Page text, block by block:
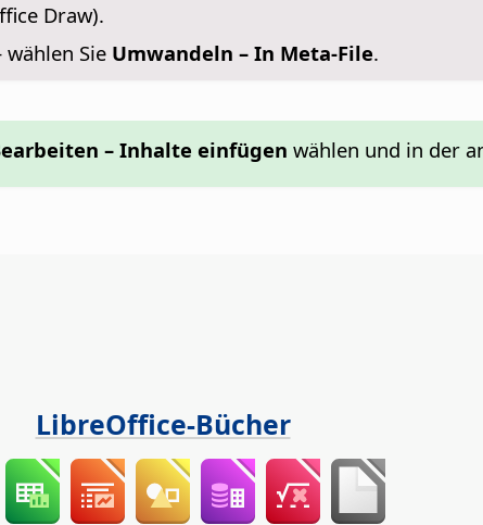
Draw).
Sie Umwandeln – In Meta-File.
– Inhalte einfügen wählen und in der
LibreOffice-Bücher